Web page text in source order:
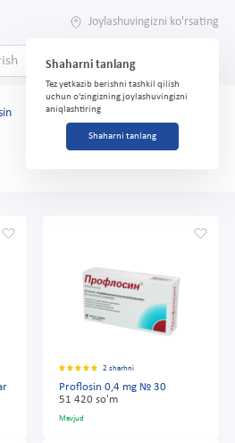
Joylashuvingizni ko'rsating
Shaharni tanlang
Tez yetkazib berishni tashkil qilish
uchun o'zingizning joylashuvingizni
aniqlashtiring
Shaharni tanlang
2 sharhni
Proflosin 0,4 mg № 30
51 420 so'm
Mavjud